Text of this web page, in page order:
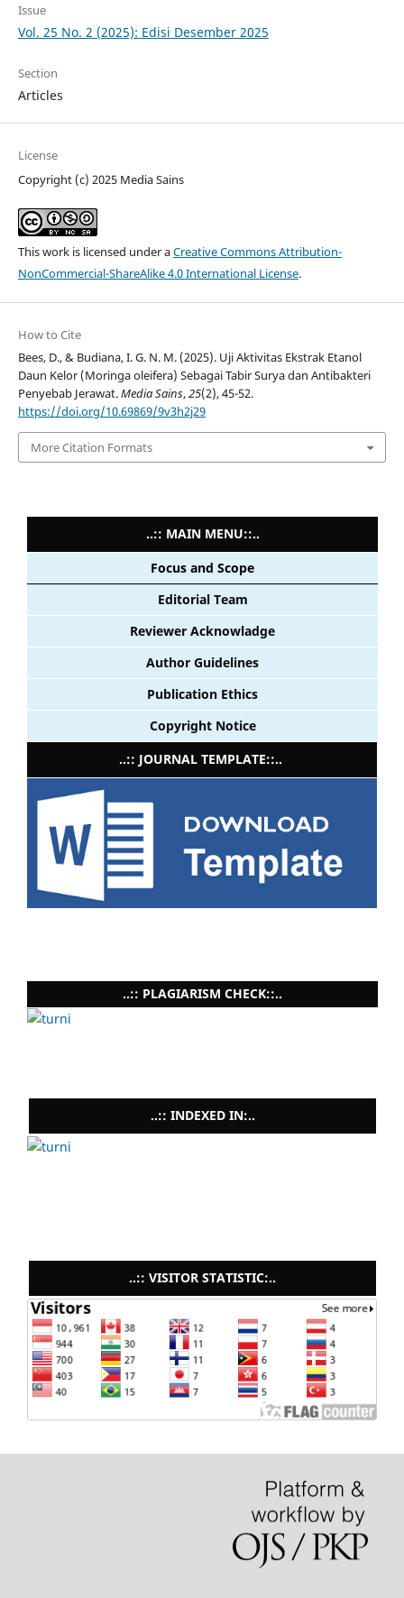
Issue
Vol. 25 No. 2 (2025): Edisi Desember 2025
Section
Articles
License
Copyright (c) 2025 Media Sains
This work is licensed under aCreative Commons Attribution-
NonCommercial-ShareAlike 4.0 International License.
How to Cite
Bees, D., & Budiana, I. G. N. M. (2025). Uji Aktivitas Ekstrak Etanol
Daun Kelor (Moringa oleifera) Sebagai Tabir Surya dan Antibakteri
Penyebab Jerawat.Media Sains,25(2), 45-52.
https://doi.org/10.69869/9v3h2j29
More Citation Formats
..:: MAIN MENU::..
Focus and Scope
Editorial Team
Reviewer Acknowladge
Author Guidelines
Publication Ethics
Copyright Notice
..:: JOURNAL TEMPLATE::..
..:: PLAGIARISM CHECK::..
..:: INDEXED IN:..
..:: VISITOR STATISTIC:..